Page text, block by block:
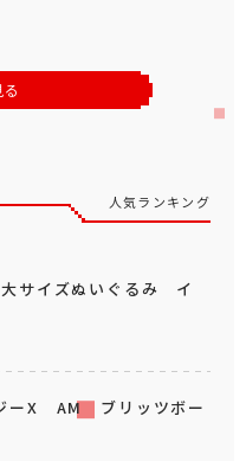
人気ランキング
サイズぬいぐるみ イ
ーX AM ブリッツボー